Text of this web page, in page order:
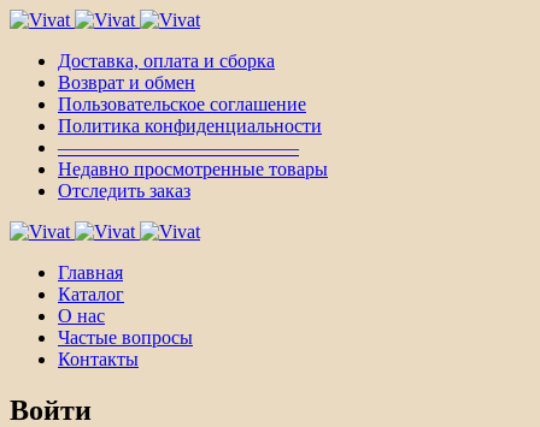
Доставка, оплата и сборка
Возврат и обмен
Пользовательское соглашение
Политика конфиденциальности
————————————–
Недавно просмотренные товары
Отследить заказ
Главная
Каталог
О нас
Частые вопросы
Контакты
Войти